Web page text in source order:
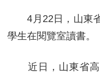
4月22日，山東省
學生在閱覽室讀書。
近日，山東省高